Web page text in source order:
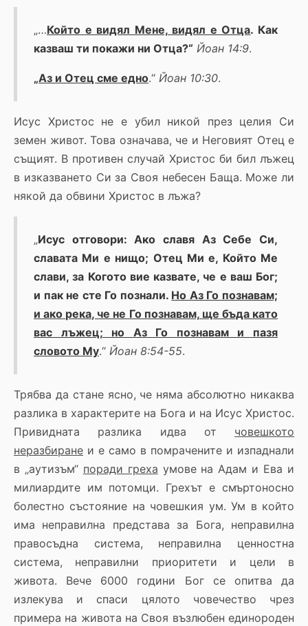
„…Който е видял Мене, видял е Отца. Как
казваш ти покажи ни Отца?“ Йоан 14:9.
„Аз и Отец сме едно.“ Йоан 10:30.
Исус Христос не е убил никой през целия Си
земен живот. Това означава, че и Неговият Отец е
същият. В противен случай Христос би бил лъжец
в изказването Си за Своя небесен Баща. Може ли
някой да обвини Христос в лъжа?
„Исус отговори: Ако славя Аз Себе Си,
славата Ми е нищо; Отец Ми е, Който Ме
слави, за Когото вие казвате, че е ваш Бог;
и пак не сте Го познали. Но Аз Го познавам;
и ако река, че не Го познавам, ще бъда като
вас лъжец; но Аз Го познавам и пазя
словото Му.“ Йоан 8:54-55.
Трябва да стане ясно, че няма абсолютно никаква
разлика в характерите на Бога и на Исус Христос.
Привидната разлика идва от човешкото
неразбиране и е само в помрачените и изпаднали
в „аутизъм“ поради греха умове на Адам и Ева и
милиардите им потомци. Грехът е смъртоносно
болестно състояние на човешкия ум. Ум в който
има неправилна представа за Бога, неправилна
правосъдна система, неправилна ценностна
система, неправилни приоритети и цели в
живота. Вече 6000 години Бог се опитва да
излекува и спаси цялото човечество чрез
примера на живота на Своя възлюбен единороден